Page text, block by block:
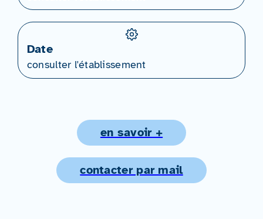
Date
consulter l'établissement
en savoir +
contacter par mail